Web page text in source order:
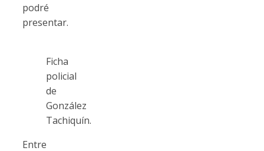
podré
presentar.
Ficha
policial
de
González
Tachiquín.
Entre